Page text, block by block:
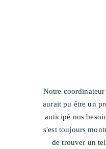
Notre
aurait pu être un
anticipé nos
s'est toujours
de trouver un